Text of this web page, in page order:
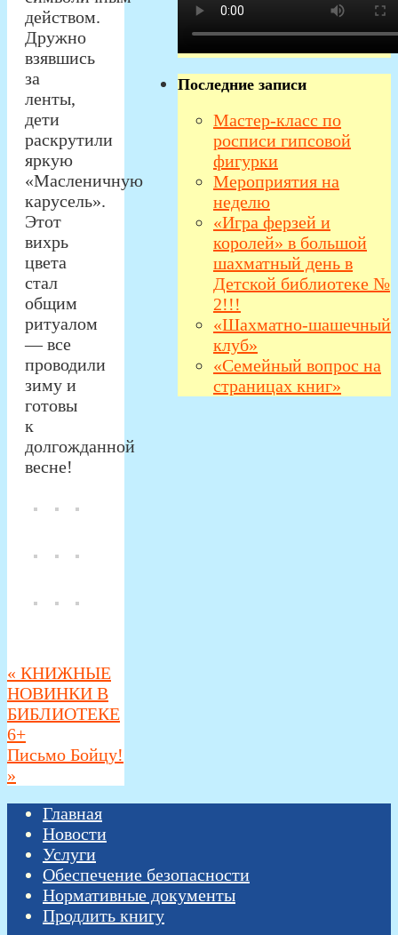
действом.
Дружно
взявшись
за
ленты,
дети
раскрутили
яркую
«Масленичную
карусель».
Этот
вихрь
цвета
стал
общим
ритуалом
— все
проводили
зиму и
готовы
к
долгожданной
весне!
« КНИЖНЫЕ
НОВИНКИ В
БИБЛИОТЕКЕ
6+
Письмо Бойцу!
»
Последние записи
Мастер-класс по
росписи гипсовой
фигурки
Мероприятия на
неделю
«Игра ферзей и
королей» в большой
шахматный день в
Детской библиотеке №
2!!!
«Шахматно-шашечный
клуб»
«Семейный вопрос на
страницах книг»
Главная
Новости
Услуги
Обеспечение безопасности
Нормативные документы
Продлить книгу